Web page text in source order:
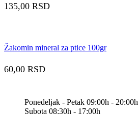
135,00 RSD
Žakomin mineral za ptice 100gr
60,00 RSD
Ponedeljak - Petak 09:00h - 20:00h
Subota 08:30h - 17:00h